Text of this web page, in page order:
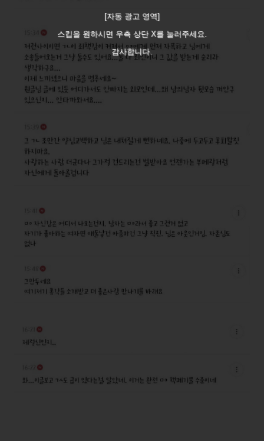
[자동 광고 영역]
스킵을 원하시면 우측 상단 X를 눌러주세요.
감사합니다.